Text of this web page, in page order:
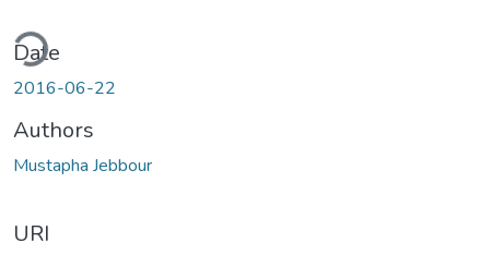
Date
2016-06-22
Authors
Mustapha Jebbour
URI